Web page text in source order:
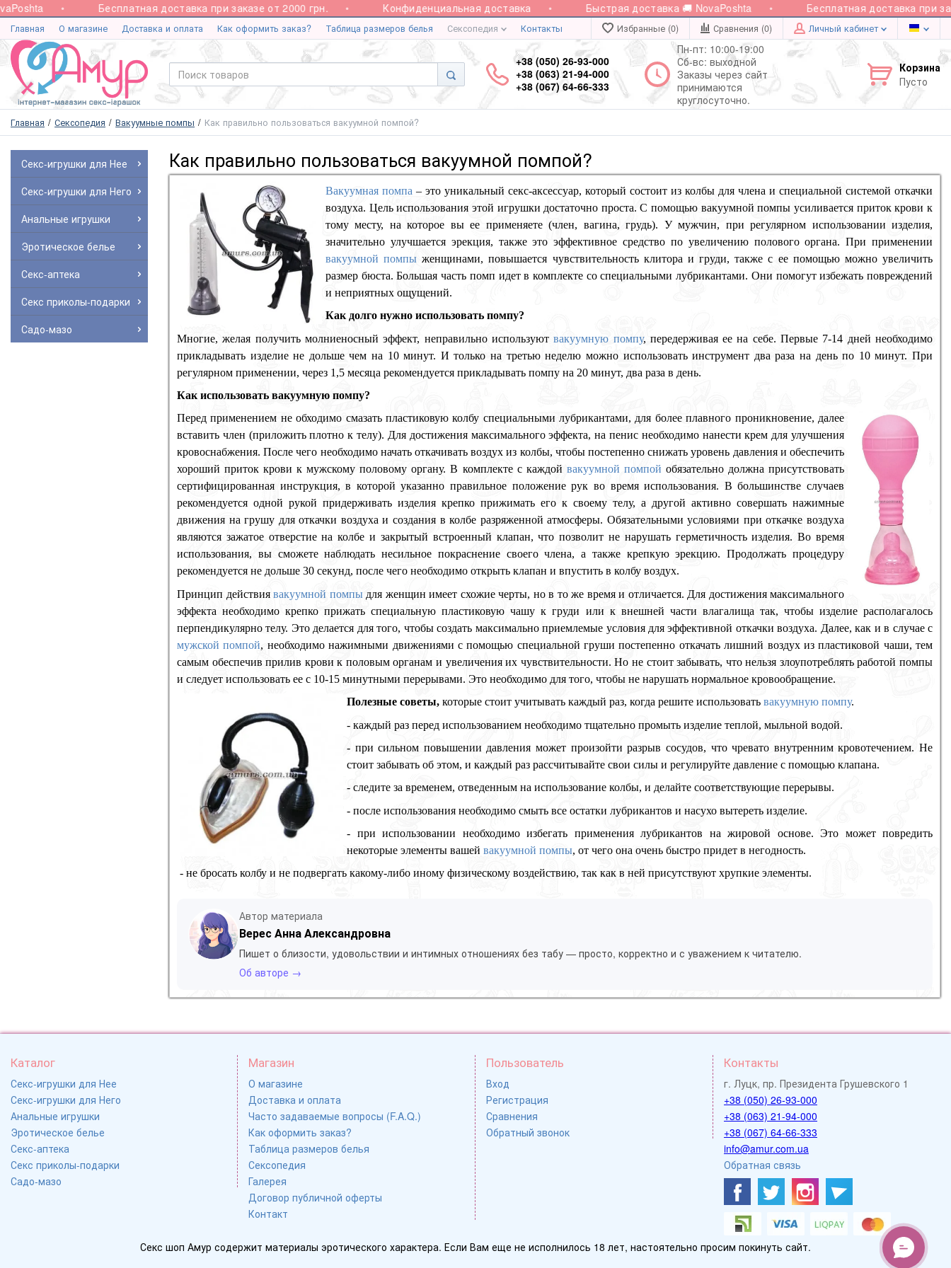
Бесплатная доставка при заказе от 2000 грн. Конфиденциальная доставка Быстрая доставка 🚚 NovaPoshta Бесплатная доставка при
Главная О магазине Доставка и оплата Как оформить заказ? Таблица размеров белья Сексопедия Контакты Избранные (0) Сравнения (0) Личный кабинет
+38 (050) 26-93-000
+38 (063) 21-94-000
+38 (067) 64-66-333
Пн-пт: 10:00-19:00
Сб-вс: выходной
Заказы через сайт
принимаются
круглосуточно.
Корзина
Пусто
Главная Сексопедия Вакуумные помпы Как правильно пользоваться вакуумной помпой?
Секс-игрушки для Нее
Секс-игрушки для Него
Анальные игрушки
Эротическое белье
Секс-аптека
Секс приколы-подарки
Садо-мазо
Как правильно пользоваться вакуумной помпой?
Вакуумная помпа – это уникальный секс-аксессуар, который состоит из колбы для члена и специальной системой откачки
воздуха. Цель использования этой игрушки достаточно проста. С помощью вакуумной помпы усиливается приток крови к
тому месту, на которое вы ее применяете (член, вагина, грудь). У мужчин, при регулярном использовании изделия,
значительно улучшается эрекция, также это эффективное средство по увеличению полового органа. При применении
вакуумной помпы женщинами, повышается чувствительность клитора и груди, также с ее помощью можно увеличить
размер бюста. Большая часть помп идет в комплекте со специальными лубрикантами. Они помогут избежать повреждений
и неприятных ощущений.
Как долго нужно использовать помпу?
Многие, желая получить молниеносный эффект, неправильно используютвакуумную помпу, передерживая ее на себе. Первые 7-14 дней необходимо
прикладывать изделие не дольше чем на 10 минут. И только на третью неделю можно использовать инструмент два раза на день по 10 минут. При
регулярном применении, через 1,5 месяца рекомендуется прикладывать помпу на 20 минут, два раза в день.
Как использовать вакуумную помпу?
Перед применением не обходимо смазать пластиковую колбу специальными лубрикантами, для более плавного проникновение, далее
вставить член (приложить плотно к телу). Для достижения максимального эффекта, на пенис необходимо нанести крем для улучшения
кровоснабжения. После чего необходимо начать откачивать воздух из колбы, чтобы постепенно снижать уровень давления и обеспечить
хороший приток крови к мужскому половому органу. В комплекте с каждой вакуумной помпой обязательно должна присутствовать
сертифицированная инструкция, в которой указанно правильное положение рук во время использования. В большинстве случаев
рекомендуется одной рукой придерживать изделия крепко прижимать его к своему телу, а другой активно совершать нажимные
движения на грушу для откачки воздуха и создания в колбе разряженной атмосферы. Обязательными условиями при откачке воздуха
являются зажатое отверстие на колбе и закрытый встроенный клапан, что позволит не нарушать герметичность изделия. Во время
использования, вы сможете наблюдать несильное покраснение своего члена, а также крепкую эрекцию. Продолжать процедуру
рекомендуется не дольше 30 секунд, после чего необходимо открыть клапан и впустить в колбу воздух.
Принцип действия вакуумной помпыдля женщин имеет схожие черты, но в то же время и отличается. Для достижения максимального
эффекта необходимо крепко прижать специальную пластиковую чашу к груди или к внешней части влагалища так, чтобы изделие располагалось
перпендикулярно телу. Это делается для того, чтобы создать максимально приемлемые условия для эффективной откачки воздуха. Далее, как и в случае с
мужской помпой, необходимо нажимными движениями с помощью специальной груши постепенно откачать лишний воздух из пластиковой чаши, тем
самым обеспечив прилив крови к половым органам и увеличения их чувствительности. Но не стоит забывать, что нельзя злоупотреблять работой помпы
и следует использовать ее с 10-15 минутными перерывами. Это необходимо для того, чтобы не нарушать нормальное кровообращение.
Полезные советы, которые стоит учитывать каждый раз, когда решите использовать вакуумную помпу.
- каждый раз перед использованием необходимо тщательно промыть изделие теплой, мыльной водой.
- при сильном повышении давления может произойти разрыв сосудов, что чревато внутренним кровотечением. Не
стоит забывать об этом, и каждый раз рассчитывайте свои силы и регулируйте давление с помощью клапана.
- следите за временем, отведенным на использование колбы, и делайте соответствующие перерывы.
- после использования необходимо смыть все остатки лубрикантов и насухо вытереть изделие.
- при использовании необходимо избегать применения лубрикантов на жировой основе. Это может повредить
некоторые элементы вашей вакуумной помпы, от чего она очень быстро придет в негодность.
- не бросать колбу и не подвергать какому-либо иному физическому воздействию, так как в ней присутствуют хрупкие элементы.
Автор материала
Верес Анна Александровна
Пишет о близости, удовольствии и интимных отношениях без табу — просто, корректно и с уважением к читателю.
Об авторе →
Каталог
Секс-игрушки для Нее
Секс-игрушки для Него
Анальные игрушки
Эротическое белье
Секс-аптека
Секс приколы-подарки
Садо-мазо
Магазин
О магазине
Доставка и оплата
Часто задаваемые вопросы (F.A.Q.)
Как оформить заказ?
Таблица размеров белья
Сексопедия
Галерея
Договор публичной оферты
Контакт
Пользователь
Вход
Регистрация
Сравнения
Обратный звонок
Контакты
г. Луцк, пр. Президента Грушевского 1
+38 (050) 26-93-000
+38 (063) 21-94-000
+38 (067) 64-66-333
info@amur.com.ua
Обратная связь
Секс шоп Амур содержит материалы эротического характера. Если Вам еще не исполнилось 18 лет, настоятельно просим покинуть сайт.